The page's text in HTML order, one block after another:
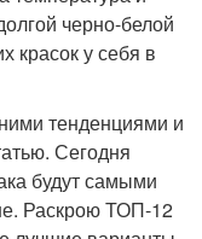
черно-белой
красок у себя в
тенденциями и
Сегодня
будут самыми
Раскрою ТОП-12